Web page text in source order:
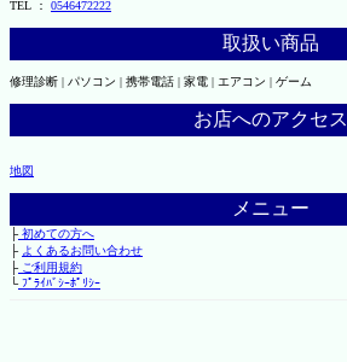
TEL ： 0546472222
取扱い商品
修理診断 | パソコン | 携帯電話 | 家電 | エアコン | ゲーム
お店へのアクセス
地図
メニュー
├初めての方へ
├ よくあるお問い合わせ
├ご利用規約
└ﾌﾟﾗｲﾊﾞｼｰﾎﾟﾘｼｰ